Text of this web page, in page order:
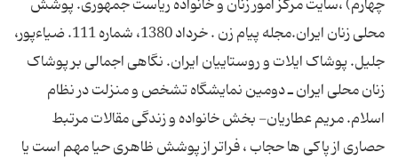
چهارم) ،سایت مرکز امور زنان و خانواده ریاست جمهوری. پوشش
محلی زنان ایران.مجله پیام زن . خرداد 1380، شماره 111. ضیاءپور،
جلیل. پوشاک ایلات و روستاییان ایران. نگاهی اجمالی بر پوشاک
زنان محلی ایران ـ دومین نمایشگاه تشخص و منزلت در نظام
اسلام. مریم عطاریان- بخش خانواده و زندگی مقالات مرتبط
حصاری از پاکی ها حجاب ، فراتر از پوشش ظاهری حیا مهم است یا